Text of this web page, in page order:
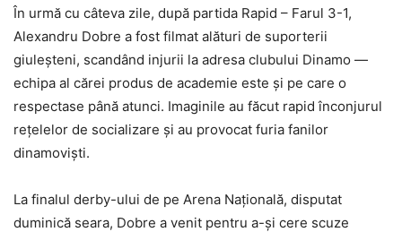
În urmă cu câteva zile, după partida Rapid – Farul 3-1,
Alexandru Dobre a fost filmat alături de suporterii
giuleșteni, scandând injurii la adresa clubului Dinamo —
echipa al cărei produs de academie este și pe care o
respectase până atunci. Imaginile au făcut rapid înconjurul
rețelelor de socializare și au provocat furia fanilor
dinamoviști.
La finalul derby-ului de pe Arena Națională, disputat
duminică seara, Dobre a venit pentru a-și cere scuze